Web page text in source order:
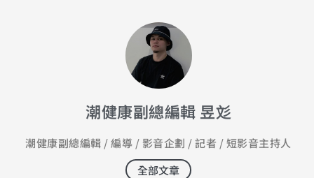
潮健康副總編輯 昱彣
潮健康副總編輯 / 編導 / 影音企劃 / 記者 / 短影音主持人
全部文章